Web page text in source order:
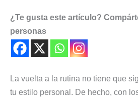
¿Te gusta este artículo?
personas
La vuelta a la rutina no tiene que
tu estilo personal. De hecho, con